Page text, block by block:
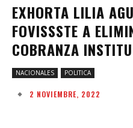
EXHORTA LILIA
FOVISSSTE A
COBRANZA
NACIONALES POLITICA
2 NOVIEMBRE, 2022